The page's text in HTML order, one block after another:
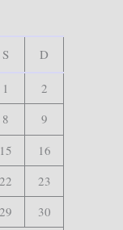
S D
1
2
8
9
15
16
22
23
29
30